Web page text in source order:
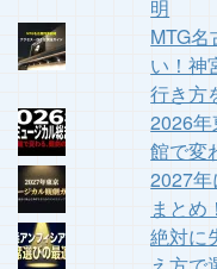
明
MTG
い！神
行き方
2026
館で変
2027
まとめ
絶対に